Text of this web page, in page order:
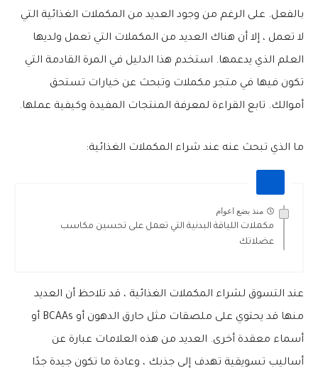
بالفعل. على الرغم من وجود العديد من المكملات الغذائية التي
لا تعمل ، إلا أن هناك العديد من المكملات التي تعمل ولديها
العلم الذي يدعمها. استخدم هذا الدليل في المرة القادمة التي
تكون فيها في متجر مكملات وتبحث عن خيارات تستحق
أموالك. تابع القراءة لمعرفة المنتجات المفيدة وكيفية عملها.
ما الذي تبحث عنه عند شراء المكملات الغذائية:
منذ بضع اعوام
مكملات اللياقة البدنية التي تعمل على تحسين مكاسب
عضلاتك
عند التسوق لشراء المكملات الغذائية ، قد تلاحظ أن العديد
منها قد يحتوي على ملصقات مثل حارق الدهون أو BCAAs أو
أسماء معقدة أخرى. العديد من هذه العلامات عبارة عن
أساليب تسويقية تهدف إلى جذبك ، وعادة ما تكون جيدة جدًا